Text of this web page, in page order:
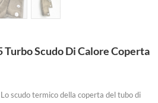
Turbo Scudo Di Calore Coperta
scudo termico della coperta del tubo di